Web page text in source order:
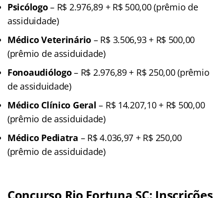
Psicólogo– R$ 2.976,89 + R$ 500,00 (prêmio de
assiduidade)
Médico Veterinário – R$ 3.506,93 + R$ 500,00
(prêmio de assiduidade)
Fonoaudiólogo– R$ 2.976,89 + R$ 250,00 (prêmio
de assiduidade)
Médico Clínico Geral – R$ 14.207,10 + R$ 500,00
(prêmio de assiduidade)
Médico Pediatra – R$ 4.036,97 + R$ 250,00
(prêmio de assiduidade)